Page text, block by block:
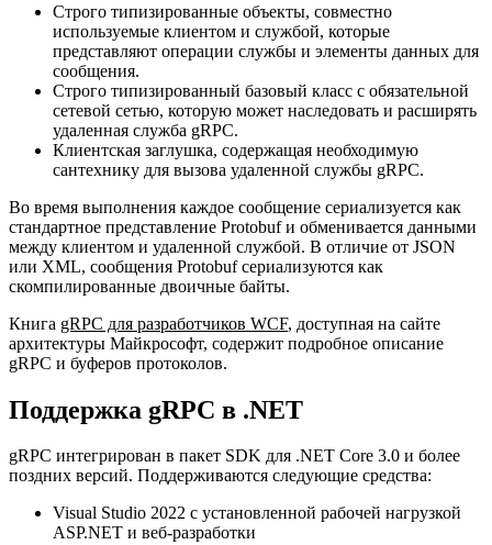
Строго типизированные объекты, совместно
используемые клиентом и службой, которые
представляют операции службы и элементы данных для
сообщения.
Строго типизированный базовый класс с обязательной
сетевой сетью, которую может наследовать и расширять
удаленная служба gRPC.
Клиентская заглушка, содержащая необходимую
сантехнику для вызова удаленной службы gRPC.
Во время выполнения каждое сообщение сериализуется как
стандартное представление Protobuf и обменивается данными
между клиентом и удаленной службой. В отличие от JSON
или XML, сообщения Protobuf сериализуются как
скомпилированные двоичные байты.
Книга gRPC для разработчиков WCF, доступная на сайте
архитектуры Майкрософт, содержит подробное описание
gRPC и буферов протоколов.
Поддержка gRPC в .NET
gRPC интегрирован в пакет SDK для .NET Core 3.0 и более
поздних версий. Поддерживаются следующие средства:
Visual Studio 2022 с установленной рабочей нагрузкой
ASP.NET и веб-разработки